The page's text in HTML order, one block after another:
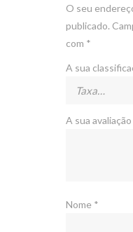
O seu
publicado.
com *
A sua
A sua
Nome *